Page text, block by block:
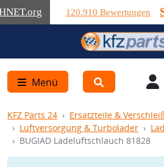
.org 120.910 Bewertungen
Menü
KFZ Parts 24 Ersatzteile &
Luftversorgung & Turbolader
BUGIAD Ladeluftschlauch 81828